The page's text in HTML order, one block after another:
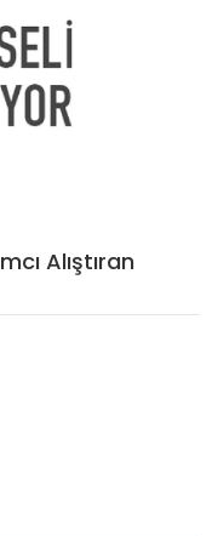
Alıştıran